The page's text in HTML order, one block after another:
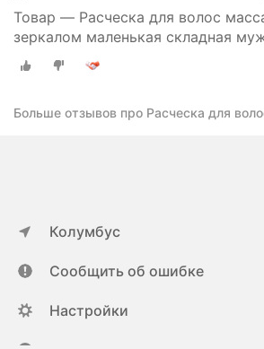
Товар — Расческа для волос
зеркалом маленькая складная
расческа
Больше отзывов про Расческа для
Колумбус
Сообщить об ошибке
Настройки